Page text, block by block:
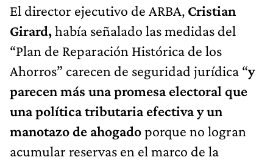
El director ejecutivo de ARBA, Cristian
Girard,había señalado las medidas del
“Plan de Reparación Histórica de los
Ahorros” carecen de seguridad jurídica “y
parecen más una promesa electoral que
una política tributaria efectiva y un
manotazo de ahogadoporque no logran
acumular reservas en el marco de la